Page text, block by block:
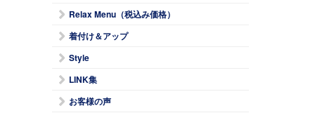
Relax Menu（税込み価格）
着付け＆アップ
Style
LINK集
お客様の声